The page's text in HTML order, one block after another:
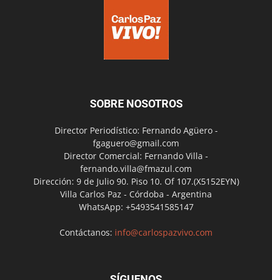
SOBRE NOSOTROS
Director Periodístico: Fernando Agüero -
fgaguero@gmail.com
Director Comercial: Fernando Villa -
fernando.villa@fmazul.com
Dirección: 9 de Julio 90. Piso 10. Of 107.(X5152EYN)
Villa Carlos Paz - Córdoba - Argentina
WhatsApp: +5493541585147
Contáctanos: info@carlospazvivo.com